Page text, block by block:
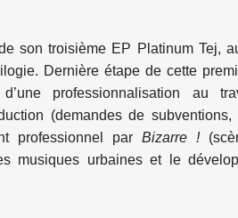
son troisième EP Platinum Tej,
Dernière étape de cette
professionnalisation au
(demandes de subventions,
professionnel par Bizarre !
musiques urbaines et le